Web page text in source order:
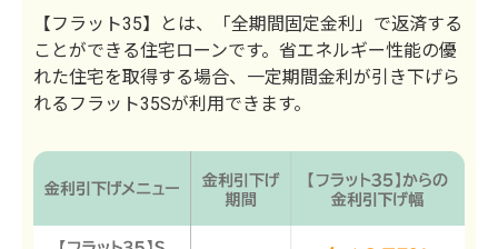
【フラット35】とは、「全期間固定金利」で返済する
ことができる住宅ローンです。省エネルギー性能の優
れた住宅を取得する場合、一定期間金利が引き下げら
れるフラット35Sが利用できます。